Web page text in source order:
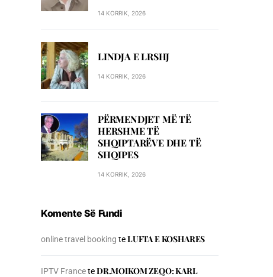
14 KORRIK, 2026
LINDJA E LRSHJ
14 KORRIK, 2026
PËRMENDJET MË TË
HERSHME TË
SHQIPTARËVE DHE TË
SHQIPES
14 KORRIK, 2026
Komente Së Fundi
online travel booking teLUFTA E KOSHARES
IPTV FranceteDR.MOIKOM ZEQO: KARL